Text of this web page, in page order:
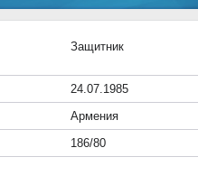
Защитник
24.07.1985
Армения
186/80